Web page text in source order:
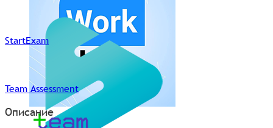
StartExam
Team Assessment
Описание